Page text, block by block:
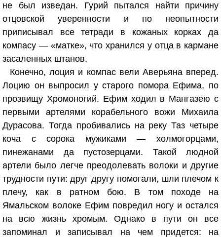
не был изведан. Гурий пытался найти причину
отцовской уверенности и по неопытности
приписывал все тетради в кожаных корках да
компасу — «матке», что хранился у отца в кармане
засаленных штанов.
Конечно, лоция и компас вели Аверьяна вперед.
Лоцию он выпросил у старого помора Ефима, по
прозвищу Хромоногий. Ефим ходил в Мангазею с
первыми артелями корабельного вожи Михаила
Дурасова. Тогда пробивались на реку Таз четыре
коча с сорока мужиками — холмогорцами,
пинежанами да пустозерцами. Такой людной
артели было легче преодолевать волоки и другие
трудности пути: друг другу помогали, шли плечом к
плечу, как в ратном бою. В том походе на
Ямальском волоке Ефим повредил ногу и остался
на всю жизнь хромым. Однако в пути он все
запоминал и записывал на чем придется: на